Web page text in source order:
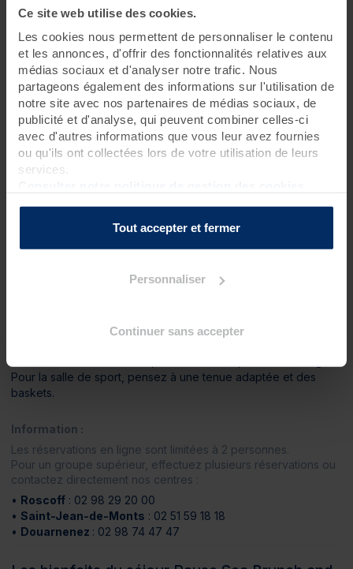
Ce site web utilise des cookies.
Les cookies nous permettent de personnaliser le contenu
et les annonces, d'offrir des fonctionnalités relatives aux
médias sociaux et d'analyser notre trafic. Nous
partageons également des informations sur l'utilisation de
notre site avec nos partenaires de médias sociaux, de
publicité et d'analyse, qui peuvent combiner celles-ci
avec d'autres informations que vous leur avez fournies
ou qu'ils ont collectées lors de votre utilisation de leurs
services.
Tout accepter et fermer
Personnaliser
Continuer sans accepter
NotreJournée Sea Brunch & Spa
Découvrez nos menus Brunch :
Menu Brunch au restaurant Fleur marine à Roscoff
Menu Brunch au restaurant l'Aromatik à Douarnenez
Menu Brunch au restaurant le Bois cendré à Saint-
Jean-de-Monts
Programme des soins
1 formule brunch au restaurant de 11h30 à 14h
à Douarnenez et de 14h à 19h à Saint-Jean-de-Monts
Maillot, bonnet, sandales et serviette obligatoires pour l’accès
Pour la salle de sport, pensez à une tenue adaptée et des
baskets.
Information :
Les réservations en ligne sont limitées à 2 personnes.
Pour un groupe supérieur, effectuez plusieurs réservations ou
contactez directement nos centres :
• Roscoff : 02 98 29 20 00
• Saint-Jean-de-Monts : 02 51 59 18 18
• Douarnenez : 02 98 74 47 47